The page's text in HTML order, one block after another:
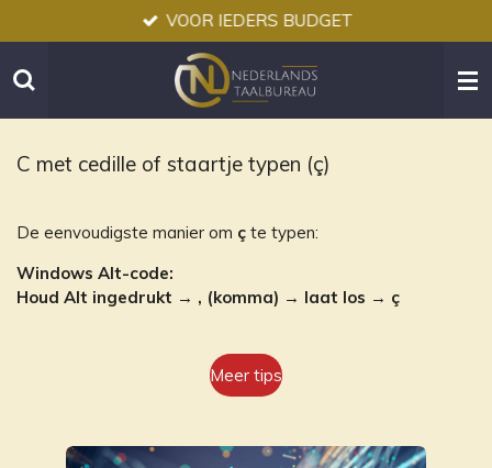
direct
naar
de
hoofdinhoud
VOOR IEDERS BUDGET
C met cedille of staartje typen (ç)
De eenvoudigste manier om ç te typen:
Windows Alt-code:
Houd Alt ingedrukt → , (komma) → laat los → ç
Meer tips